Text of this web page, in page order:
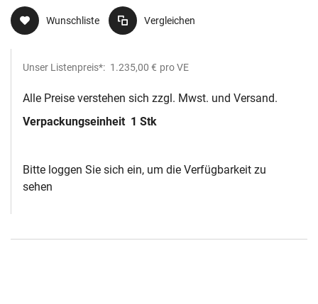
Wunschliste Vergleichen
Unser Listenpreis*: 1.235,00 € pro VE
Alle Preise verstehen sich zzgl. Mwst. und Versand.
Verpackungseinheit 1 Stk
Bitte loggen Sie sich ein, um die Verfügbarkeit zu
sehen